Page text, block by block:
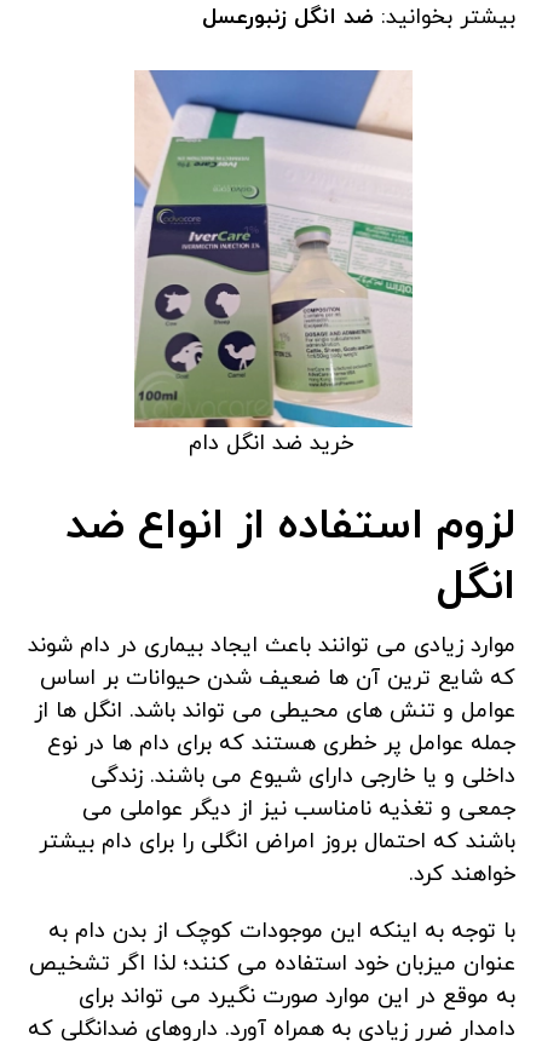
بیشتر بخوانید: ضد انگل زنبورعسل
خرید ضد انگل دام
لزوم استفاده از انواع ضد
انگل
موارد زیادی می توانند باعث ایجاد بیماری در دام شوند
که شایع ترین آن ها ضعیف شدن حیوانات بر اساس
عوامل و تنش های محیطی می تواند باشد. انگل ها از
جمله عوامل پر خطری هستند که برای دام ها در نوع
داخلی و یا خارجی دارای شیوع می باشند. زندگی
جمعی و تغذیه نامناسب نیز از دیگر عواملی می
باشند که احتمال بروز امراض انگلی را برای دام بیشتر
خواهند کرد.
با توجه به اینکه این موجودات کوچک از بدن دام به
عنوان میزبان خود استفاده می کنند؛ لذا اگر تشخیص
به موقع در این موارد صورت نگیرد می تواند برای
دامدار ضرر زیادی به همراه آورد. داروهای ضدانگلی که